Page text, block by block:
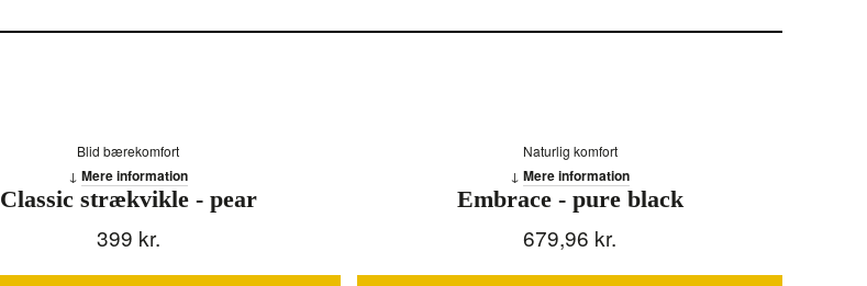
Blid bærekomfort
Classic strækvikle - pear
399 kr.
Mere information
Naturlig komfort
Embrace - pure black
679,96 kr.
Mere information